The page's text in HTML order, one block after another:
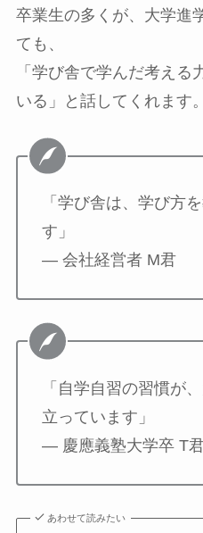
卒業生の多くが、大学進
ても、
「学び舎で学んだ考える
いる」と話してくれます。
「学び舎は、学び方
す」
— 会社経営者 M君
「自学自習の習慣が
立っています」
— 慶應義塾大学卒 T
あわせて読みたい